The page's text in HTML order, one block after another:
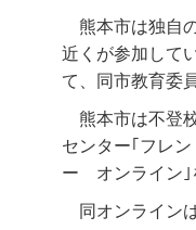
熊本市は独自
近くが参加して
て、同市教育委
熊本市は不登
センター｢フレ
ー オンライン｣
同オンライン